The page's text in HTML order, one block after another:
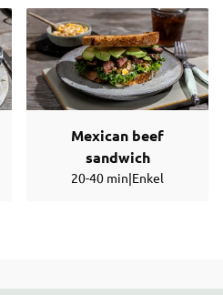
Mexican beef
sandwich
20-40 min|Enkel